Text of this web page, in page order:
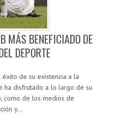
MÁS BENEFICIADO DE
DEPORTE
de su existencia a la
ha disfrutado a lo largo de su
como de los medios de
y…